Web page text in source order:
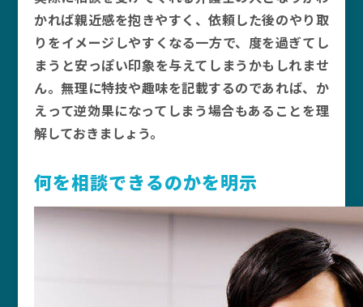
かれば親近感を抱きやすく、依頼した後のやり取
りをイメージしやすくなる一方で、度を過ぎてし
まうと安っぽい印象を与えてしまうかもしれませ
ん。無理に特技や趣味を記載するのであれば、か
えって逆効果になってしまう場合もあることを理
解しておきましょう。
何を相談できるのかを明示